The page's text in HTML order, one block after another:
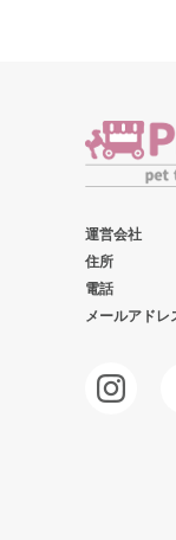
運営会社
住所
電話
メールアドレ